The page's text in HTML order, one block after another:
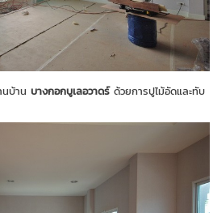
นบ้านบางกอกบูเลอวาดร์ด้วยการปูไม้อัดและทับ